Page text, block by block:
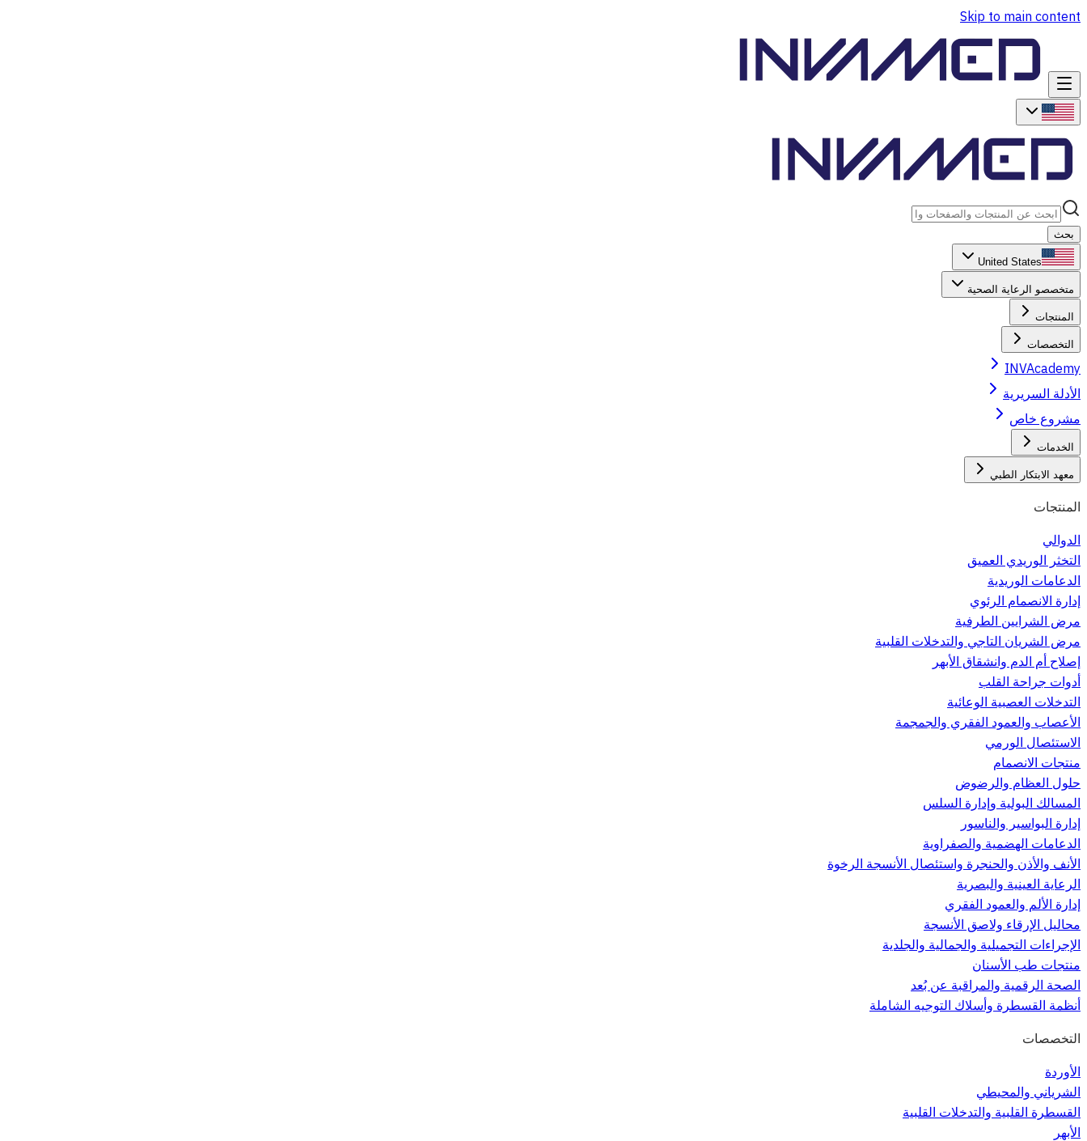
Skip to main content
بحث
United States
متخصصو الرعاية الصحية
المنتجات
التخصصات
INVAcademy
الأدلة السريرية
مشروع خاص
الخدمات
معهد الابتكار الطبي
المنتجات
الدوالي
التخثر الوريدي العميق
الدعامات الوريدية
إدارة الانصمام الرئوي
مرض الشرايين الطرفية
مرض الشريان التاجي والتدخلات القلبية
إصلاح أم الدم وانشقاق الأبهر
أدوات جراحة القلب
التدخلات العصبية الوعائية
الأعصاب والعمود الفقري والجمجمة
الاستئصال الورمي
منتجات الانصمام
حلول العظام والرضوض
المسالك البولية وإدارة السلس
إدارة البواسير والناسور
الدعامات الهضمية والصفراوية
الأنف والأذن والحنجرة واستئصال الأنسجة الرخوة
الرعاية العينية والبصرية
إدارة الألم والعمود الفقري
محاليل الإرقاء ولاصق الأنسجة
الإجراءات التجميلية والجمالية والجلدية
منتجات طب الأسنان
الصحة الرقمية والمراقبة عن بُعد
أنظمة القسطرة وأسلاك التوجيه الشاملة
التخصصات
الأوردة
الشرياني والمحيطي
القسطرة القلبية والتدخلات القلبية
الأبهر